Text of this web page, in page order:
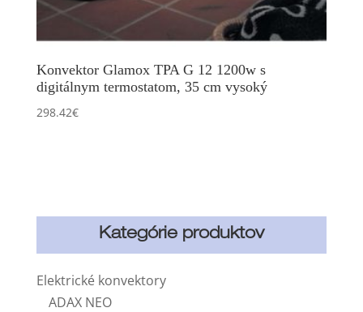
Konvektor Glamox TPA G 12 1200w s
digitálnym termostatom, 35 cm vysoký
298.42€
Kategórie produktov
Elektrické konvektory
ADAX NEO